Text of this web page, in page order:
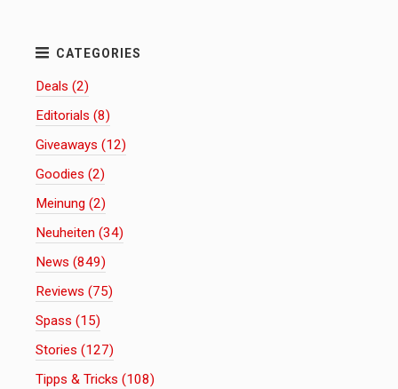
Deals (2)
Editorials (8)
Giveaways (12)
Goodies (2)
Meinung (2)
Neuheiten (34)
News (849)
Reviews (75)
Spass (15)
Stories (127)
Tipps & Tricks (108)